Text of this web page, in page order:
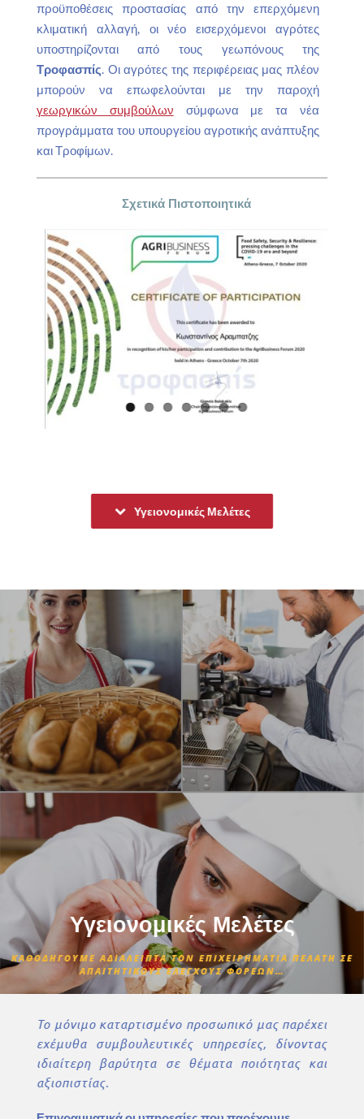
προϋποθέσεις προστασίας από την επερχόμενη
κλιματική αλλαγή, οι νέο εισερχόμενοι αγρότες
υποστηρίζονται από τους γεωπόνους της
Τροφασπίς. Οι αγρότες της περιφέρειας μας πλέον
μπορούν να επωφελούνται με την παροχή
γεωργικών συμβούλων σύμφωνα με τα νέα
προγράμματα του υπουργείου αγροτικής ανάπτυξης
και Τροφίμων.
Σχετικά Πιστοποιητικά
Υγειονομικές Μελέτες
Υγειονομικές Μελέτες
ΚΑΘΟΔΗΓΟΥΜΕ ΑΔΙΑΛΕΙΠΤΑ ΤΟΝ ΕΠΙΧΕΙΡΗΜΑΤΙΑ ΠΕΛΑΤΗ ΣΕ
ΑΠΑΙΤΗΤΙΚΟΥΣ ΕΛΕΓΧΟΥΣ ΦΟΡΕΩΝ…
Το μόνιμο καταρτισμένο προσωπικό μας παρέχει
εχέμυθα συμβουλευτικές υπηρεσίες, δίνοντας
ιδιαίτερη βαρύτητα σε θέματα ποιότητας και
αξιοπιστίας.